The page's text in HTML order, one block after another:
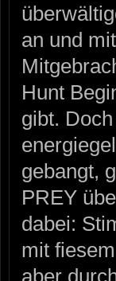
an und
Hunt
gibt.
gebangt,
PREY
dabei:
mit
aber